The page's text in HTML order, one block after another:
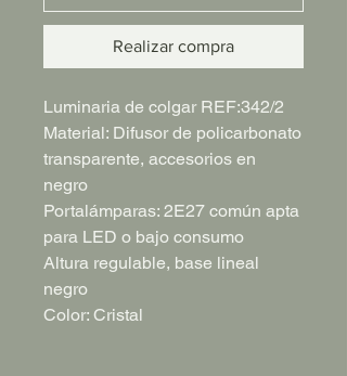
Realizar compra
Luminaria de colgar REF:342/2
Material: Difusor de policarbonato
transparente, accesorios en
negro
Portalámparas: 2E27 común apta
para LED o bajo consumo
Altura regulable, base lineal
negro
Color: Cristal